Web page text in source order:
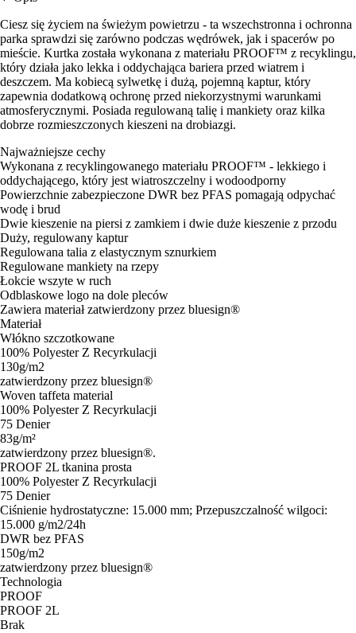
Ciesz się życiem na świeżym powietrzu - ta wszechstronna i ochronna
parka sprawdzi się zarówno podczas wędrówek, jak i spacerów po
mieście. Kurtka została wykonana z materiału PROOF™ z recyklingu,
który działa jako lekka i oddychająca bariera przed wiatrem i
deszczem. Ma kobiecą sylwetkę i dużą, pojemną kaptur, który
zapewnia dodatkową ochronę przed niekorzystnymi warunkami
atmosferycznymi. Posiada regulowaną talię i mankiety oraz kilka
dobrze rozmieszczonych kieszeni na drobiazgi.
Najważniejsze cechy
Wykonana z recyklingowanego materiału PROOF™ - lekkiego i
oddychającego, który jest wiatroszczelny i wodoodporny
Powierzchnie zabezpieczone DWR bez PFAS pomagają odpychać
wodę i brud
Dwie kieszenie na piersi z zamkiem i dwie duże kieszenie z przodu
Duży, regulowany kaptur
Regulowana talia z elastycznym sznurkiem
Regulowane mankiety na rzepy
Łokcie wszyte w ruch
Odblaskowe logo na dole pleców
Zawiera materiał zatwierdzony przez bluesign®
Materiał
Włókno szczotkowane
100% Polyester Z Recyrkulacji
130g/m2
zatwierdzony przez bluesign®
Woven taffeta material
100% Polyester Z Recyrkulacji
75 Denier
83g/m²
zatwierdzony przez bluesign®.
PROOF 2L tkanina prosta
100% Polyester Z Recyrkulacji
75 Denier
Ciśnienie hydrostatyczne: 15.000 mm; Przepuszczalność wilgoci:
15.000 g/m2/24h
DWR bez PFAS
150g/m2
zatwierdzony przez bluesign®
Technologia
PROOF
PROOF 2L
Brak